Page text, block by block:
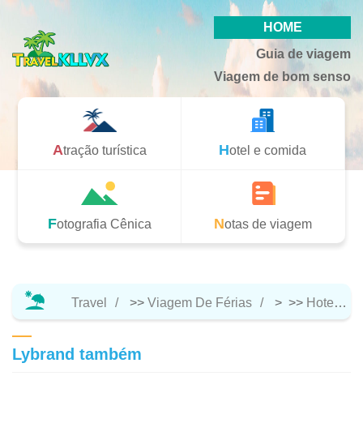
HOME
Guia de viagem
Viagem de bom senso
Atração turística Hotel e comida
Fotografia Cênica Notas de viagem
Travel >> Viagem De Férias > >> Hotel E Comida
Lybrand também